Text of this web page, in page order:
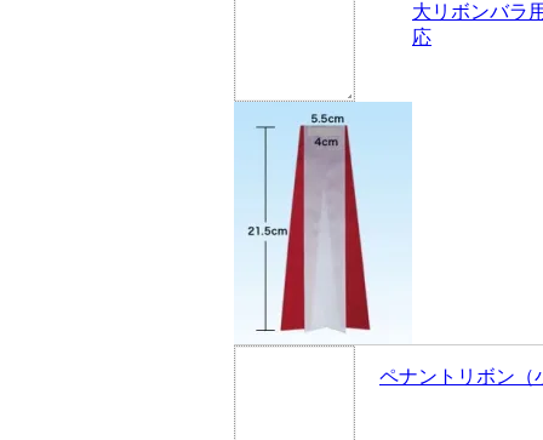
大リボンバ
応
ペナントリボン（